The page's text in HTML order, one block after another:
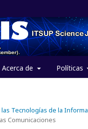
Acerca de Políticas
las Tecnologías de la
Comunicaciones